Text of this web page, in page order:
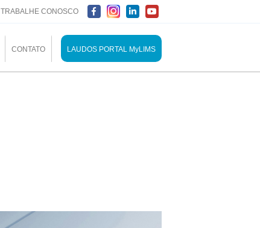
TRABALHE CONOSCO
CONTATO LAUDOS PORTAL MyLIMS